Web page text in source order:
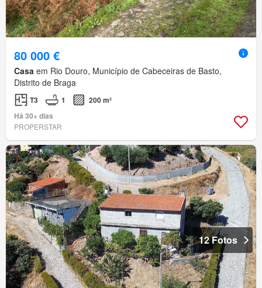
80 000 €
Casa em Rio Douro, Município de Cabeceiras de Basto,
Distrito de Braga
T3 1
200 m²
Há 30+ dias
PROPERSTAR
12 Fotos